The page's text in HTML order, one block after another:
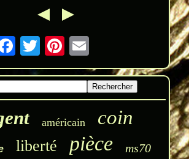
américain coin
liberté pièce ms70